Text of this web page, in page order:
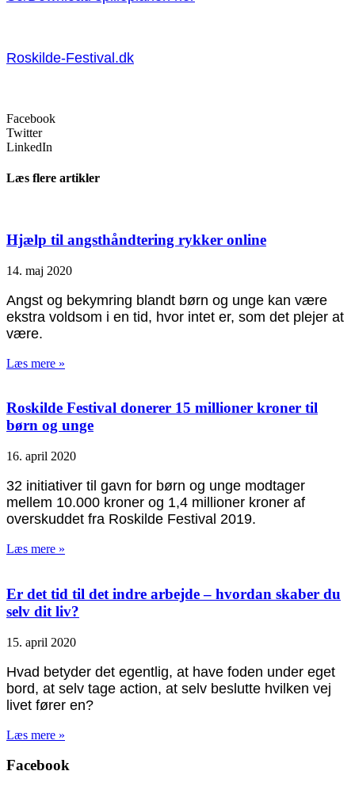
Roskilde-Festival.dk
Facebook
Twitter
LinkedIn
Læs flere artikler
Hjælp til angsthåndtering rykker online
14. maj 2020
Angst og bekymring blandt børn og unge kan være
ekstra voldsom i en tid, hvor intet er, som det plejer at
være.
Læs mere »
Roskilde Festival donerer 15 millioner kroner til
børn og unge
16. april 2020
32 initiativer til gavn for børn og unge modtager
mellem 10.000 kroner og 1,4 millioner kroner af
overskuddet fra Roskilde Festival 2019.
Læs mere »
Er det tid til det indre arbejde – hvordan skaber du
selv dit liv?
15. april 2020
Hvad betyder det egentlig, at have foden under eget
bord, at selv tage action, at selv beslutte hvilken vej
livet fører en?
Læs mere »
Facebook